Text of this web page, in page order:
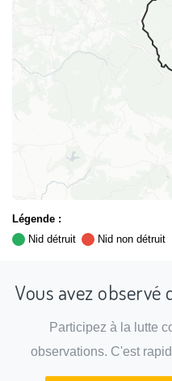
Légende :
Nid détruit
Nid non détruit
Vous avez observé
Participez à la lutte
observations. C'est